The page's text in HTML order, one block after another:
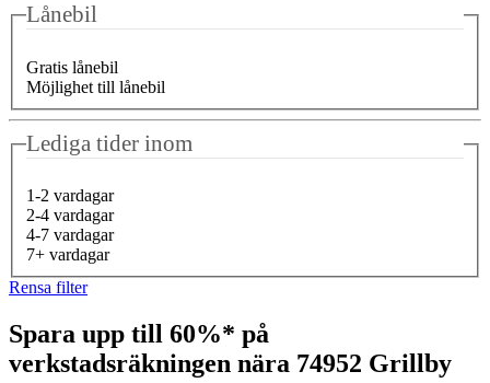
Lånebil
Gratis lånebil
Möjlighet till lånebil
Lediga tider inom
1-2 vardagar
2-4 vardagar
4-7 vardagar
7+ vardagar
Rensa filter
Spara upp till 60%* på
verkstadsräkningen nära 74952 Grillby